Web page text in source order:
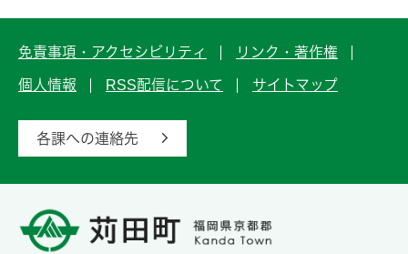
免責事項・アクセシビリティ リンク・著作権
個人情報 RSS配信について サイトマップ
各課への連絡先